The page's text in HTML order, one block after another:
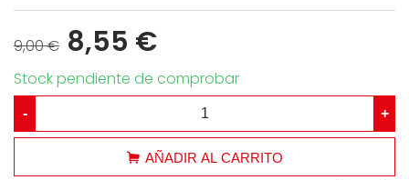
9,00 € 8,55 €
Stock pendiente de comprobar
- +
AÑADIR AL CARRITO